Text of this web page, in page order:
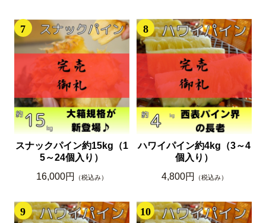
7
スナックパイン約15kg（1
5～24個入り）
16,000円
（税込み）
8
ハワイパイン約4kg（3～4
個入り）
4,800円
（税込み）
9 10